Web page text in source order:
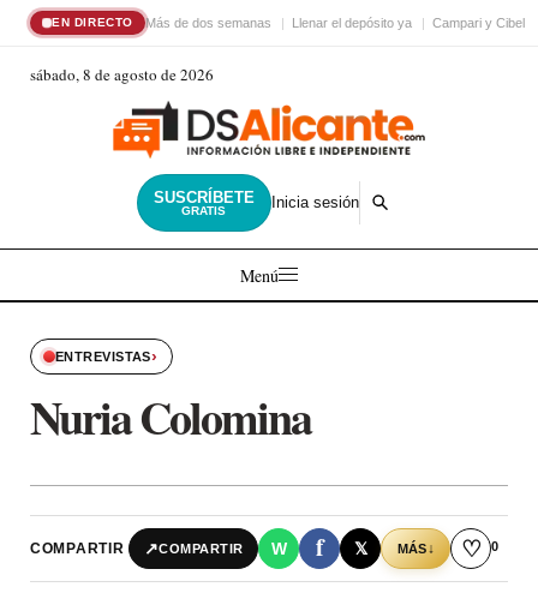
EN DIRECTO Más de dos semanas Llenar el depósito ya Campari y
sábado, 8 de agosto de 2026
SUSCRÍBETE
GRATIS Inicia sesión
Menú
ENTREVISTAS›
Nuria Colomina
COMPARTIR ↗COMPARTIR W f 𝕏 MÁS↓ ♡ 0